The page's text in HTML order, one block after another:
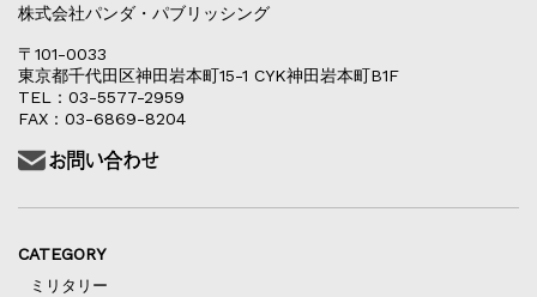
株式会社パンダ・パブリッシング
〒101-0033
東京都千代田区神田岩本町15-1 CYK神田岩本町B1F
TEL：03-5577-2959
FAX：03-6869-8204
CATEGORY
ミリタリー